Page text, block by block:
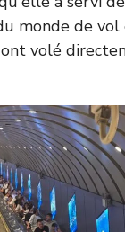
monde de
volé